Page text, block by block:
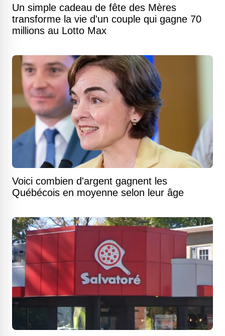
Un simple cadeau de fête des Mères
transforme la vie d'un couple qui gagne 70
millions au Lotto Max
Voici combien d'argent gagnent les
Québécois en moyenne selon leur âge